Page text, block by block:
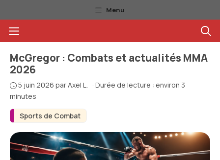
au
contenu
Menu
Menu
Sports de Combat
McGregor : Combats et actualités MMA
2026
5 juin 2026 parAxel L. · Durée de lecture : environ 3
minutes